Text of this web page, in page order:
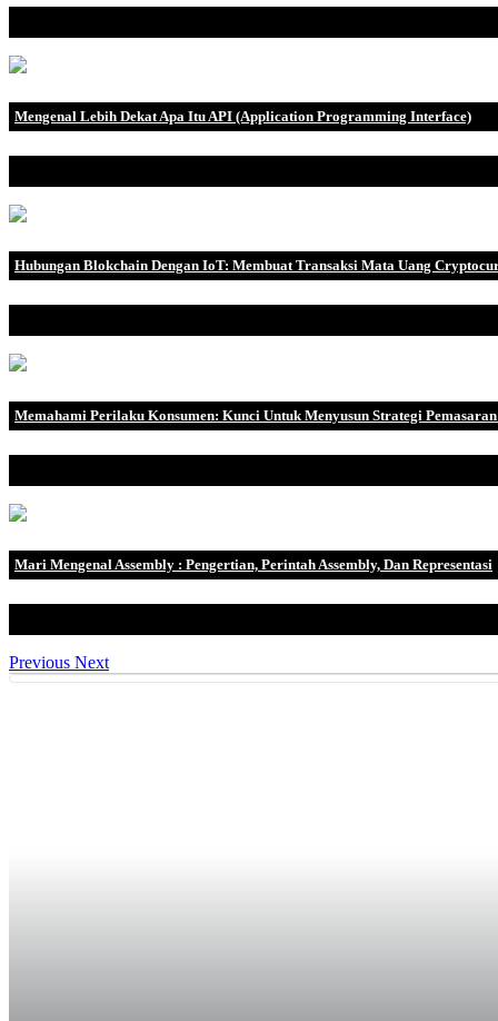
Mengenal Lebih Dekat Apa Itu API (Application Programming Interface)
Hubungan Blokchain Dengan IoT: Membuat Transaksi Mata Uang
Memahami Perilaku Konsumen: Kunci Untuk Menyusun Strategi Pemasaran
Mari Mengenal Assembly : Pengertian, Perintah Assembly, Dan Representasi
Previous Next